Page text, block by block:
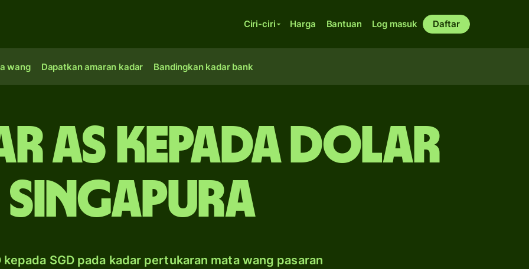
Ciri-ciri Harga Bantuan Log masuk Daftar
wang Dapatkan amaran kadar Bandingkan kadar bank
AS kepada dolar
Singapura
kepada SGD pada kadar pertukaran mata wang pasaran